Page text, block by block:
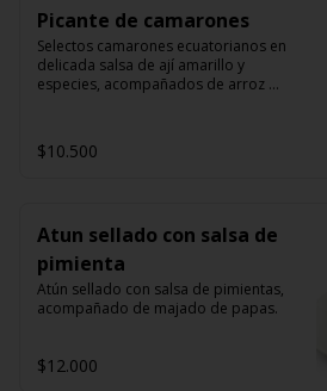
Picante de camarones
Selectos camarones ecuatorianos en
delicada salsa de ají amarillo y
especies, acompañados de arroz
$10.500
Atun sellado con salsa de
pimienta
Atún sellado con salsa de pimientas,
acompañado de majado de papas.
$12.000